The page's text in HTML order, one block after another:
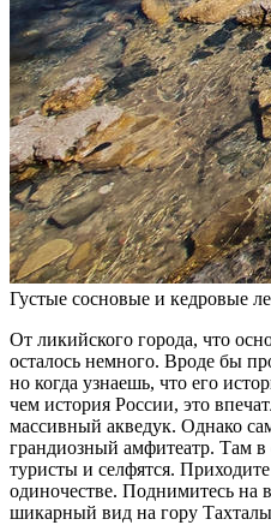
Густые сосновые и кедровые
От ликийского города, что
осталось немного. Вроде бы
но когда узнаешь, что его
чем история России, это
массивный акведук. Однако
грандиозный амфитеатр. Там в
туристы и селфятся.
одиночестве. Поднимитесь на
шикарный вид на гору